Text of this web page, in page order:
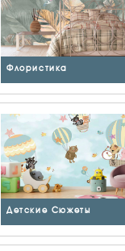
Флористика
Детские Сюжеты